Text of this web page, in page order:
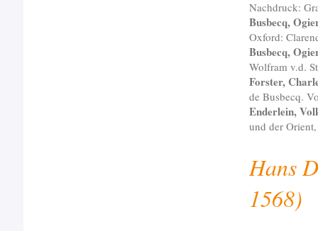
Nachdruck:
Busbecq,
Oxford:
Busbecq,
Wolfram v.d.
Forster,
de Busbecq.
Enderlein,
und der
Hans
1568)